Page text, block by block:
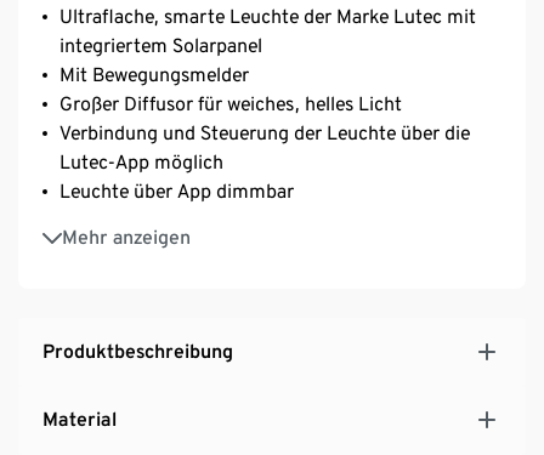
Ultraflache, smarte Leuchte der Marke Lutec mit
integriertem Solarpanel
Mit Bewegungsmelder
Großer Diffusor für weiches, helles Licht
Verbindung und Steuerung der Leuchte über die
Lutec-App möglich
Leuchte über App dimmbar
Mehr anzeigen
2.200 mAh | 3,7 V-Li-ion-Akku
Langlebiges LED-Leuchtmittel, fest verbaut
Produktbeschreibung
Material